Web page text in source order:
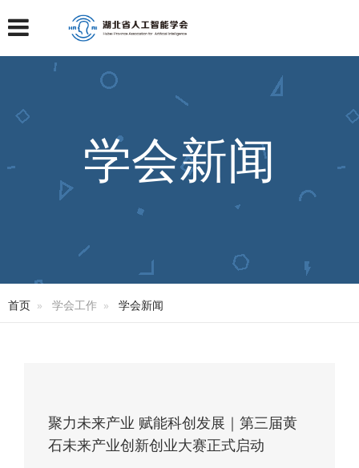
学会新闻
首页 学会工作 学会新闻
聚力未来产业 赋能科创发展｜第三届黄
石未来产业创新创业大赛正式启动